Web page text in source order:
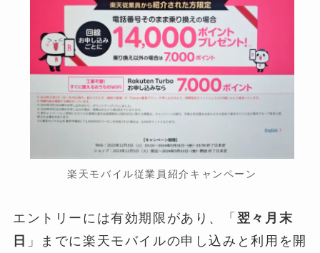
楽天モバイル従業員紹介キャンペーン
エントリーには有効期限があり、「 翌々月末
日 」までに楽天モバイルの申し込みと利用を開